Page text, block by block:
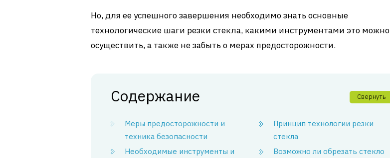
Но, для ее успешного завершения необходимо знать основные
технологические шаги резки стекла, какими инструментами это можно
осуществить, а также не забыть о мерах предосторожности.
Содержание Свернуть
Меры предосторожности и
техника безопасности
Необходимые инструменты и
Принцип технологии резки
стекла
Возможно ли обрезать стекло